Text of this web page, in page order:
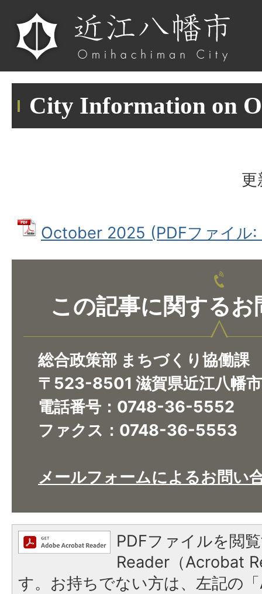
City Information on
更
October 2025 (PDFファイル:
この記事に関するお
総合政策部 まちづくり協働課
〒523-8501 滋賀県近江八幡
電話番号：0748-36-5552
ファクス：0748-36-5553
メールフォームによるお問い
PDFファイルを閲
Reader（Acrobat
す。お持ちでない方は、左記の